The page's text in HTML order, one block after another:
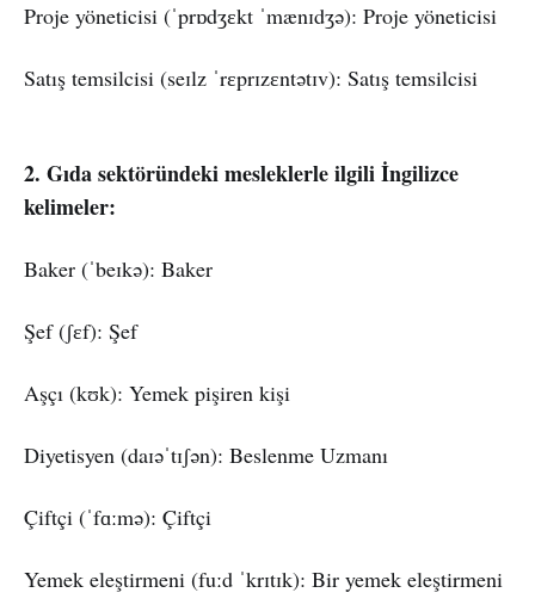
Proje yöneticisi (ˈprɒdʒɛkt ˈmænɪdʒə): Proje yöneticisi
Satış temsilcisi (seɪlz ˈrɛprɪzɛntətɪv): Satış temsilcisi
2. Gıda sektöründeki mesleklerle ilgili İngilizce
kelimeler:
Baker (ˈbeɪkə): Baker
Şef (ʃɛf): Şef
Aşçı (kʊk): Yemek pişiren kişi
Diyetisyen (daɪəˈtɪʃən): Beslenme Uzmanı
Çiftçi (ˈfɑːmə): Çiftçi
Yemek eleştirmeni (fuːd ˈkrɪtɪk): Bir yemek eleştirmeni